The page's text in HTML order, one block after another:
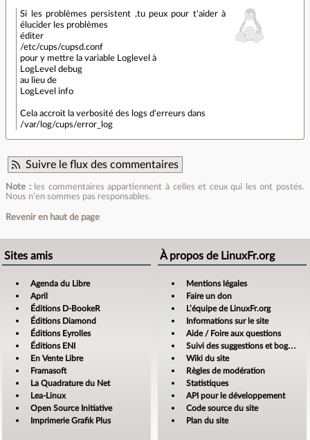
Si les problèmes persistent ,tu peux pour t'aider à
élucider les problèmes
éditer
/etc/cups/cupsd.conf
pour y mettre la variable Loglevel à
LogLevel debug
au lieu de
LogLevel info
Cela accroit la verbosité des logs d'erreurs dans
/var/log/cups/error_log
Suivre le flux des commentaires
Note :les commentaires appartiennent à celles et ceux qui les ont postés.
Nous n’en sommes pas responsables.
Revenir en haut de page
Sites amis
Agenda du Libre
April
Éditions D-BookeR
Éditions Diamond
Éditions Eyrolles
Éditions ENI
En Vente Libre
Framasoft
La Quadrature du Net
Lea-Linux
Open Source Initiative
Imprimerie Grafik Plus
À propos de LinuxFr.org
Mentions légales
Faire un don
L’équipe de LinuxFr.org
Informations sur le site
Aide / Foire aux questions
Suivi des suggestions et bogues
Wiki du site
Règles de modération
Statistiques
API pour le développement
Code source du site
Plan du site